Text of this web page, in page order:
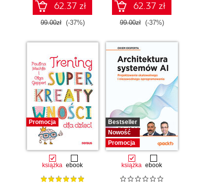
62.37 zł
99.00zł (-37%)
62.37 zł
99.00zł (-37%)
Promocja
książka ebook
Bestseller
Nowość
Promocja
książka ebook